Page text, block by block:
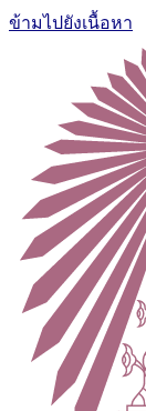
ข้ามไปยังเนื้อหา